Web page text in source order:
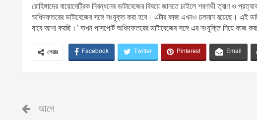
রোহিঙ্গাদের বায়োমেট্রিক নিবন্ধনের ডাটাবেজের বিষয়ে জানতে চাইলে শরণার্থী ত্রাণ ও
অধিদফতরের ডাটাবেজের সঙ্গে সংযুক্ত করা হবে। এটার কাজ এখনও চলমান রয়েছে। এই
যাবে আশা করছি।’ তখন পাসপোর্ট অধিদফতরের ডাটাবেজের সঙ্গে এর সংযুক্তি নিয়ে কাজ
শেয়ার Facebook Twitter Pinterest Email
আগে